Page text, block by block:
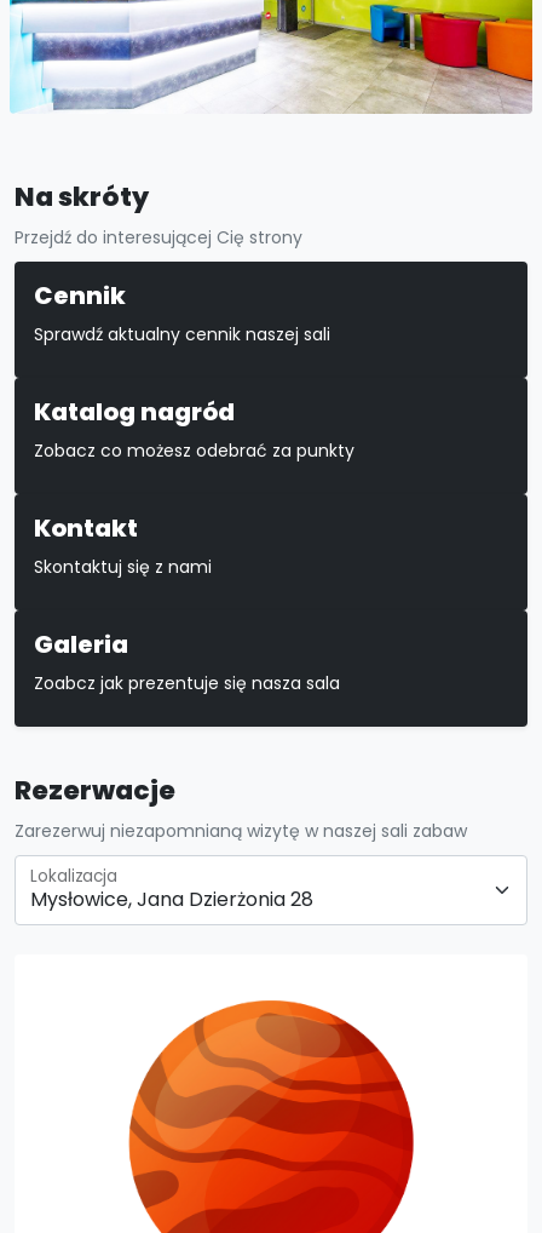
Na skróty
Przejdź do interesującej Cię strony
Cennik
Sprawdź aktualny cennik naszej sali
Katalog nagród
Zobacz co możesz odebrać za punkty
Kontakt
Skontaktuj się z nami
Galeria
Zoabcz jak prezentuje się nasza sala
Rezerwacje
Zarezerwuj niezapomnianą wizytę w naszej sali zabaw
Lokalizacja